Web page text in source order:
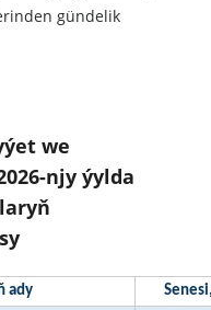
gündelik
we
njy ýylda
ady